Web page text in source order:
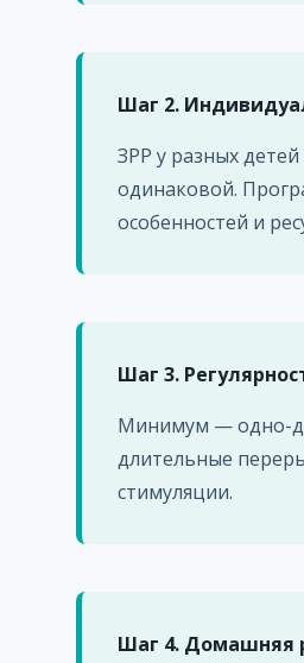
Шаг 2.
ЗРР у разных
одинаковой.
особенностей и
Шаг 3.
Минимум — одно-
длительные
стимуляции.
Шаг 4. Домашняя